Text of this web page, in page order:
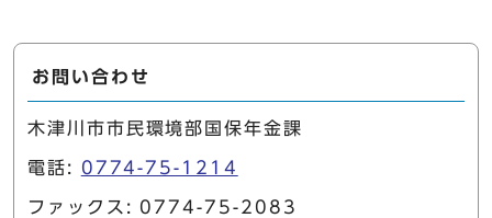
お問い合わせ
木津川市市民環境部国保年金課
電話: 0774-75-1214
ファックス: 0774-75-2083